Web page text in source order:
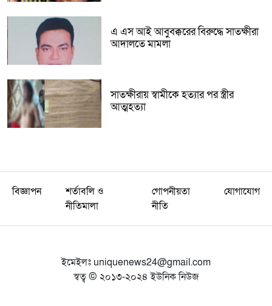
এ এস আই আবুবক্করের বিরুদ্ধে সাতক্ষীরা
আদালতে মামলা
সাতক্ষীরায় স্বামীকে হত্যার পর স্ত্রীর
আত্মহত্যা
বিজ্ঞাপন
শর্তাবলি ও
নীতিমালা
গোপনীয়তা
নীতি
যোগাযোগ
ইমেইলঃ uniquenews24@gmail.com
স্বত্ব © ২০১৩-২০২৪ ইউনিক নিউজ